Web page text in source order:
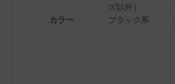
カラー
ズ以外）
ブラック系